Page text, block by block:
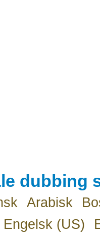
dubbing
Arabisk
Engelsk (US)